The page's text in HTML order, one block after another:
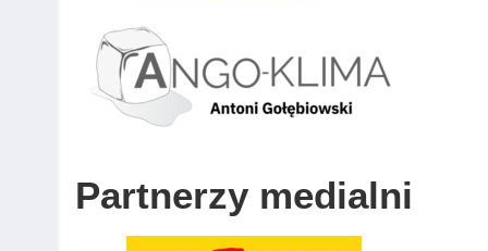
Partnerzy medialni